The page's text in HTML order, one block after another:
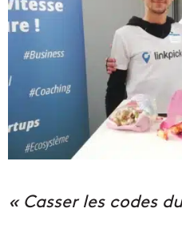
« Casser les codes